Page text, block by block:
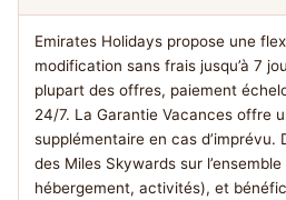
Emirates Holidays propose une
modification sans frais jusqu’à 7
plupart des offres, paiement
24/7. La Garantie Vacances offre
supplémentaire en cas d’imprévu.
des Miles Skywards sur
hébergement, activités), et